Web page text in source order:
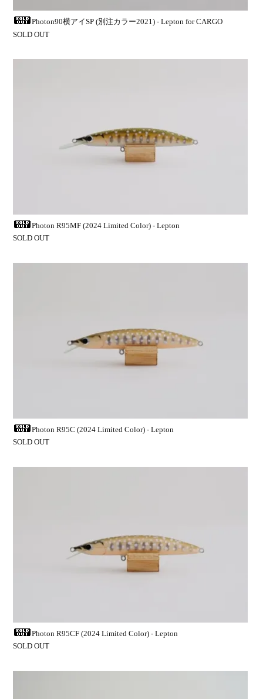
Photon90横アイSP (別注カラー2021) - Lepton for CARGO
SOLD OUT
Photon R95MF (2024 Limited Color) - Lepton
SOLD OUT
Photon R95C (2024 Limited Color) - Lepton
SOLD OUT
Photon R95CF (2024 Limited Color) - Lepton
SOLD OUT